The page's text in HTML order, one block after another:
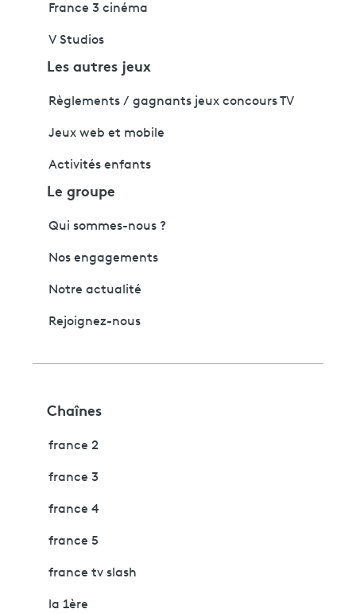
France 3 cinéma
V Studios
Les autres jeux
Règlements / gagnants jeux concours TV
Jeux web et mobile
Activités enfants
Le groupe
Qui sommes-nous ?
Nos engagements
Notre actualité
Rejoignez-nous
Chaînes
france 2
france 3
france 4
france 5
france tv slash
la 1ère